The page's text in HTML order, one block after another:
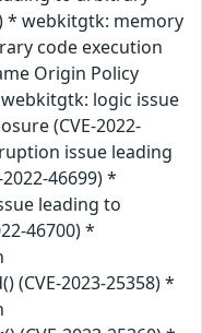
* webkitgtk: memory
code execution
Origin Policy
webkitgtk: logic issue
(CVE-2022-
issue leading
46699) *
leading to
46700) *
(CVE-2023-25358) *